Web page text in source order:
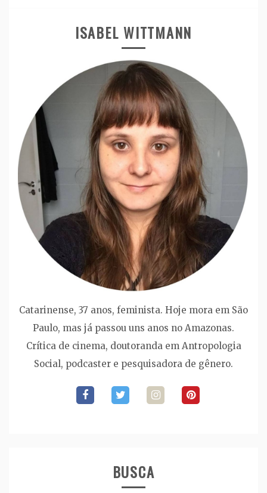
ISABEL WITTMANN
Catarinense, 37 anos, feminista. Hoje mora em São
Paulo, mas já passou uns anos no Amazonas.
Crítica de cinema, doutoranda em Antropologia
Social, podcaster e pesquisadora de gênero.
BUSCA